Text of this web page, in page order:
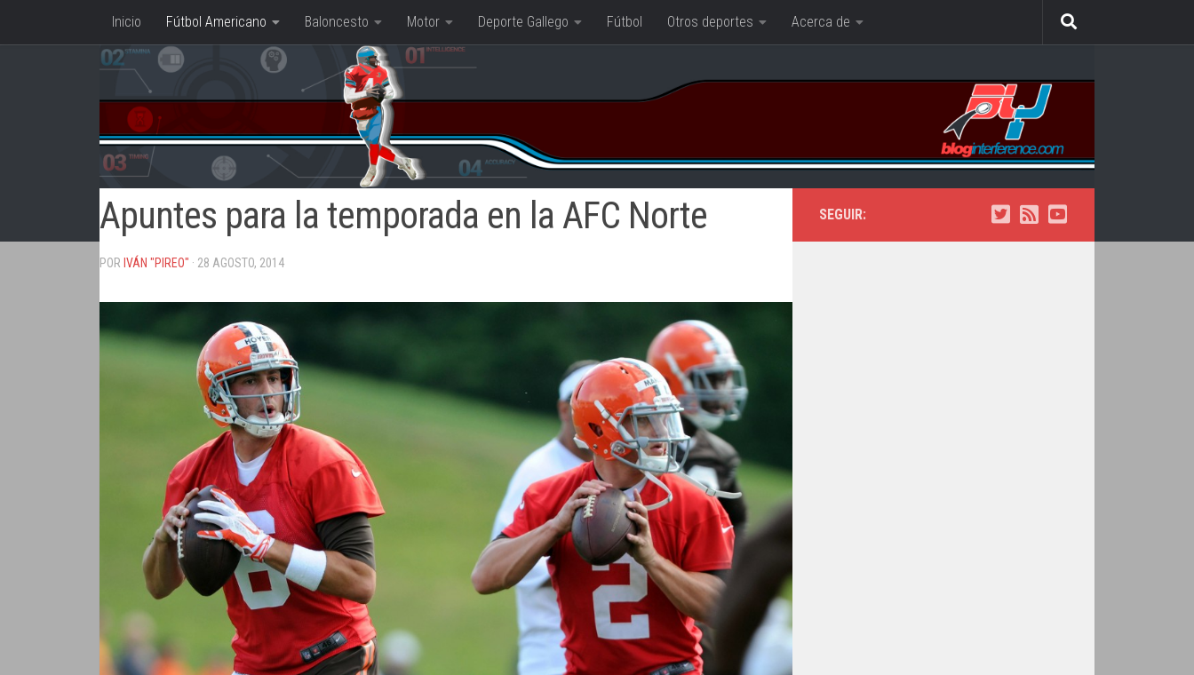
Saltar al contenido
Inicio Fútbol Americano Baloncesto Motor Deporte Gallego Fútbol Otros deportes Acerca de
Apuntes para la temporada en la AFC Norte
POR IVÁN "PIREO" · 28 AGOSTO, 2014
SEGUIR: